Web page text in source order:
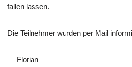
fallen lassen.
Die Teilnehmer wurden per Mail
— Florian